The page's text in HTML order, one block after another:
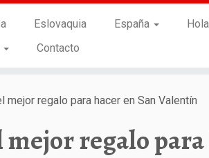
Eslovaquia España
Contacto
mejor regalo para hacer en San Valentín
regalo para